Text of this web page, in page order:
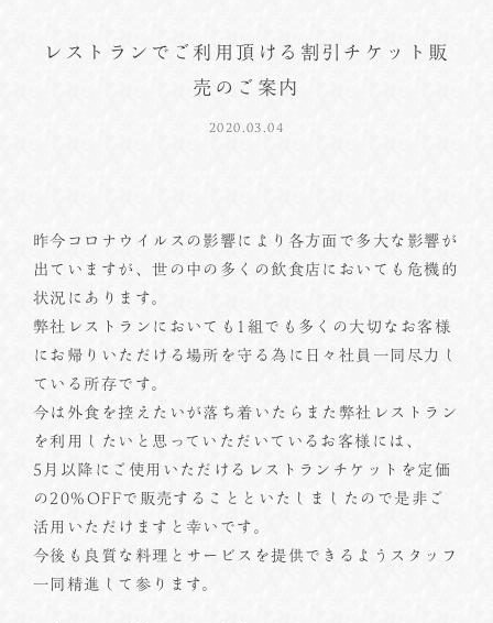
レストランでご利用頂ける割引チケット販
売のご案内
2020.03.04
昨今コロナウイルスの影響により各方面で多大な影響が
出ていますが、世の中の多くの飲食店においても危機的
状況にあります。
弊社レストランにおいても1組でも多くの大切なお客様
にお帰りいただける場所を守る為に日々社員一同尽力し
ている所存です。
今は外食を控えたいが落ち着いたらまた弊社レストラン
を利用したいと思っていただいているお客様には、
5月以降にご使用いただけるレストランチケットを定価
の20%OFFで販売することといたしましたので是非ご
活用いただけますと幸いです。
今後も良質な料理とサービスを提供できるようスタッフ
一同精進して参ります。